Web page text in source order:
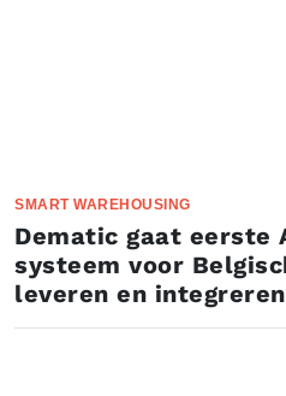
SMART WAREHOUSING
Dematic gaat eerste
systeem voor
leveren en integreren